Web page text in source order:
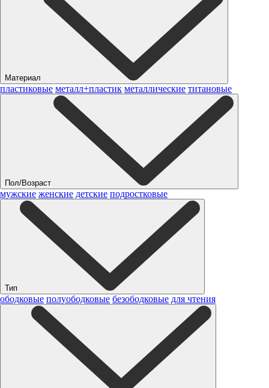
Материал
пластиковые металл+пластик металлические титановые
Пол/Возраст
мужские женские детские подростковые
Тип
ободковые полуободковые безободковые для чтения